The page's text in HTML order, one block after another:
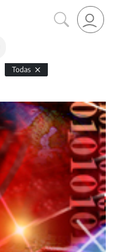
Todas